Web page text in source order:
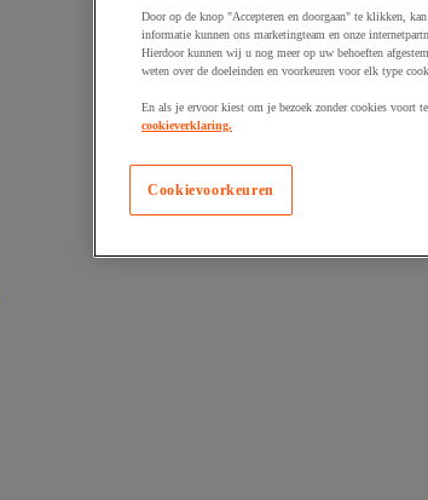
Door op de knop "Accepteren en doorgaan" te klikken,
informatie kunnen ons marketingteam en onze
Hierdoor kunnen wij u nog meer op uw behoeften
weten over de doeleinden en voorkeuren voor elk type
En als je ervoor kiest om je bezoek zonder cookies voort
cookieverklaring.
Cookievoorkeuren